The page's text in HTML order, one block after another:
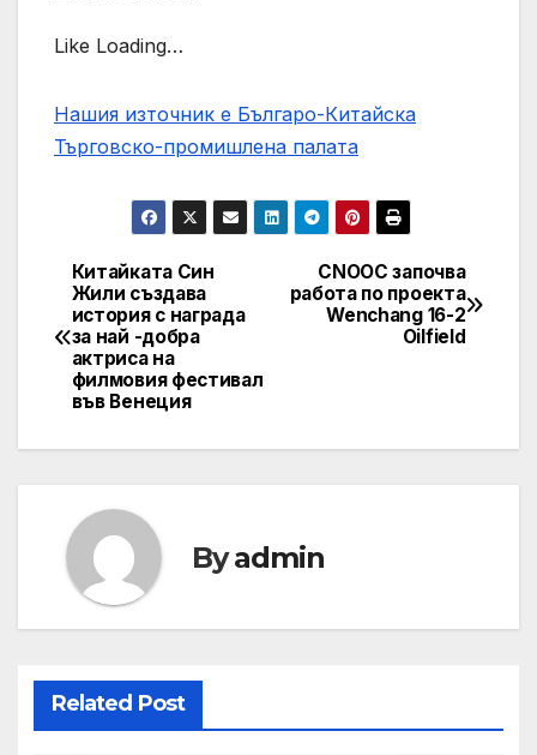
Like Loading…
Нашия източник е Българо-Китайска
Търговско-промишлена палaта
Post
navigation
CNOOC започва
работа по проекта
Wenchang 16-2
Oilfield
Китайката Син
Жили създава
история с награда
за най -добра
актриса на
филмовия фестивал
във Венеция
Byadmin
Related Post